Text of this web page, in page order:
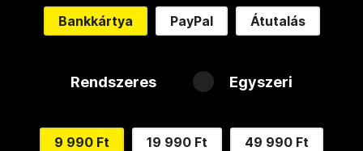
Bankkártya PayPal Átutalás
Rendszeres Egyszeri
9 990 Ft 19 990 Ft 49 990 Ft